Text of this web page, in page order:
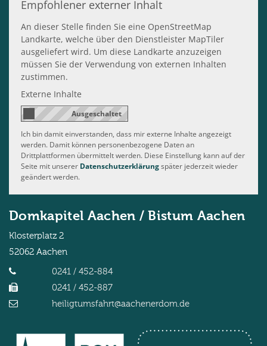
Empfohlener externer Inhalt
An dieser Stelle finden Sie eine OpenStreetMap
Landkarte, welche über den Dienstleister MapTiler
ausgeliefert wird. Um diese Landkarte anzuzeigen
müssen Sie der Verwendung von externen Inhalten
zustimmen.
Externe Inhalte
Ich bin damit einverstanden, dass mir externe Inhalte angezeigt
werden. Damit können personenbezogene Daten an
Drittplattformen übermittelt werden. Diese Einstellung kann auf der
Seite mit unserer Datenschutzerklärungspäter jederzeit wieder
geändert werden.
Domkapitel Aachen / Bistum Aachen
Klosterplatz 2
52062 Aachen
0241 / 452-884
0241 / 452-887
heiligtumsfahrt@aachenerdom.de